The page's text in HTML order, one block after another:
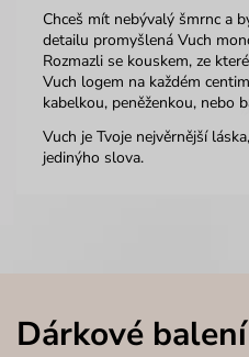
Chceš mít nebývalý šmrnc a
detailu promyšlená Vuch
Rozmazli se kouskem, ze
Vuch logem na každém
kabelkou, peněženkou, nebo
Vuch je Tvoje nejvěrnější
jedinýho slova.
Dárkové balení